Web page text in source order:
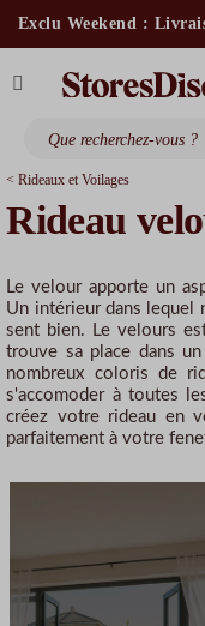
Exclu Weekend :
< Rideaux et Voilages
Rideau
Le velour apporte un
Un intérieur dans lequel
sent bien. Le velours
trouve sa place dans
nombreux coloris de
s'accomoder à toutes
créez votre rideau en
parfaitement à votre